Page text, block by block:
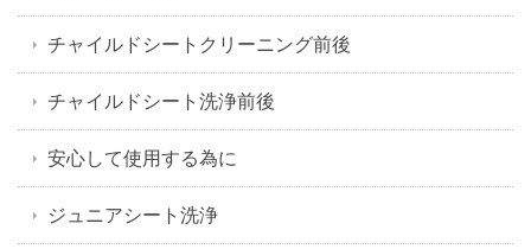
チャイルドシートクリーニング前後
チャイルドシート洗浄前後
安心して使用する為に
ジュニアシート洗浄